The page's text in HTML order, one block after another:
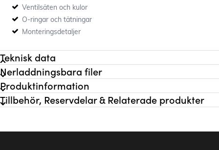
Ventilsäten och kulor
O-ringar och tätningar
Monteringsdetaljer
Teknisk data
Nerladdningsbara filer
Produktinformation
Tillbehör, Reservdelar & Relaterade produkter